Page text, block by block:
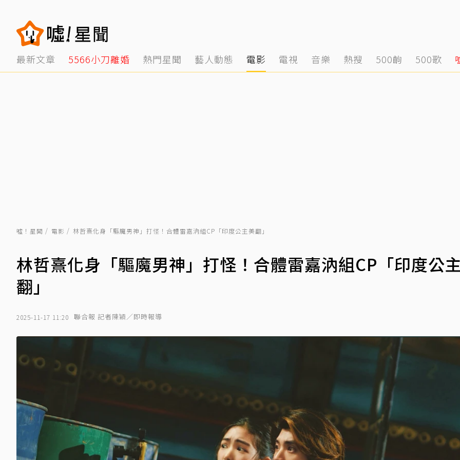
最新文章 5566小刀離婚 熱門星聞 藝人動態 電影 電視 音樂 熱搜 500齣 500歌
噓！星聞 電影 林哲熹化身「驅魔男神」打怪！合體雷嘉汭組CP「印度公主美翻」
林哲熹化身「驅魔男神」打怪！合體雷嘉汭組CP「印度公
翻」
2025-11-17 11:20 聯合報 記者陳穎／即時報導